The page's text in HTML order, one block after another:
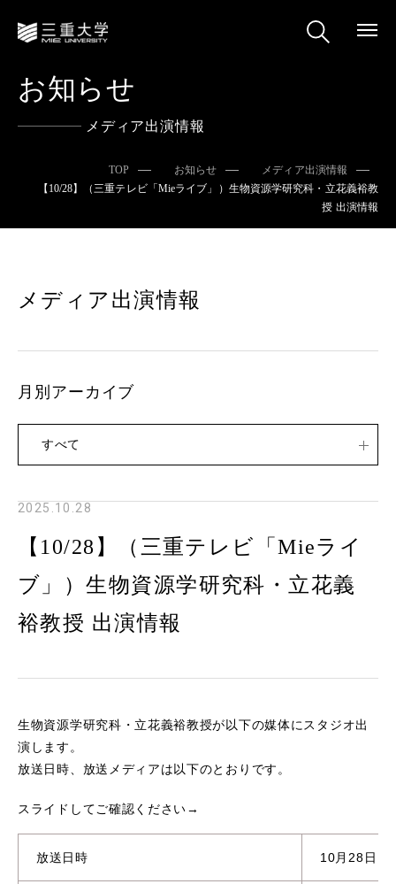
お知らせ
メディア出演情報
TOP お知らせ
メディア出演情報
【10/28】（三重テレビ「Mieライブ」）生物資源学研究科・立花義裕教
授 出演情報
2025.10.28
【10/28】（三重テレビ「Mieライ
ブ」）生物資源学研究科・立花義
裕教授 出演情報
生物資源学研究科・立花義裕教授が以下の媒体にスタジオ出
演します。
放送日時、放送メディアは以下のとおりです。
スライドしてご確認ください→
放送日時 10月28日（
メディア出演情報
月別アーカイブ
すべて